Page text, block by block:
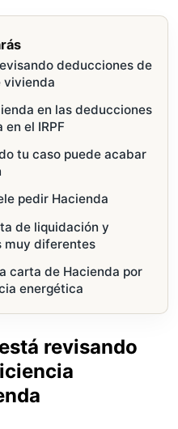
deducciones de
vivienda
en las deducciones
el IRPF
tu caso puede acabar
pedir Hacienda
de liquidación y
muy diferentes
carta de Hacienda por
energética
revisando